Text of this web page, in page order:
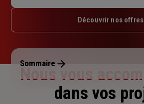
Jeudi : 09h – 12h / 14h – 17h
Dimanche : Fermé
Découvrir nos offres
Sommaire
Nous vous
dans vos